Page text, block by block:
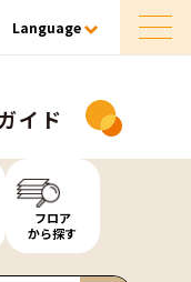
Language
イド
フロア
から探す